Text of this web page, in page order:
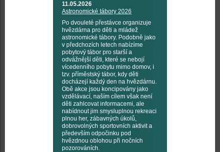
11.05.2026
Astronomické tábory 2026
Po dvouleté přestávce organizuje
hvězdárna pro děti a mládež
astronomické tábory. Podobně jako
v předchozích letech nabízíme
pobytový tábor pro starší a
odvážnější děti, které se nebojí
vícedenního pobytu mimo domov, i
tzv. příměstský tábor, kdy děti
docházejí každý den na hvězdárnu.
Obě akce jsou koncipovány jako
vzdělávací, naším cílem však není
děti zahlcovat informacemi, ale
nabídnout jim smysluplnou rekreaci
plnou her, zábavných úkolů,
dobrovolných sportovních aktivit a
především odpočinku pod
hvězdnou oblohou při nočních
pozorováních.